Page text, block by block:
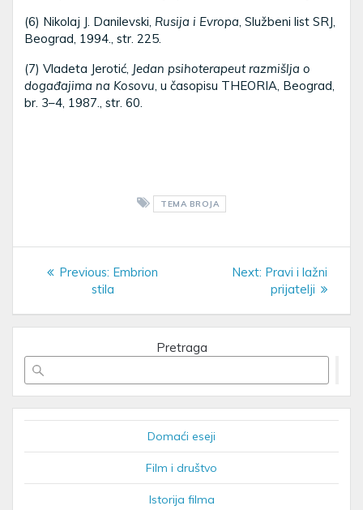
(6) Nikolaj J. Danilevski, Rusija i Evropa , Službeni list SRJ,
Beograd, 1994., str. 225.
(7) Vladeta Jerotić, Jedan psihoterapeut razmišlja o
događajima na Kosovu , u časopisu THEORIA, Beograd,
br. 3–4, 1987., str. 60.
TEMA BROJA
Post
navigation
Previous: Previous
post:
Embrion
stila
Next: Next
post:
Pravi i lažni
prijatelji
Pretraga
Domaći eseji
Film i društvo
Istorija filma